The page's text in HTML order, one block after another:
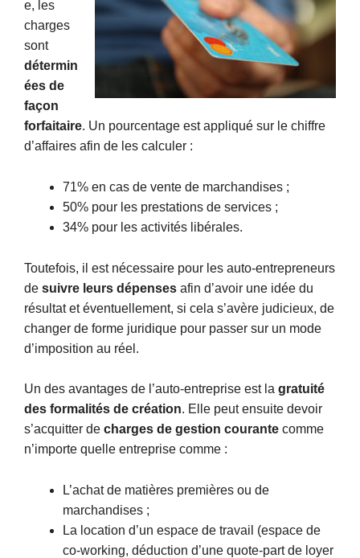
e, les
charges
sont
détermin
ées de
façon
forfaitaire. Un pourcentage est appliqué sur le chiffre
d’affaires afin de les calculer :
71% en cas de vente de marchandises ;
50% pour les prestations de services ;
34% pour les activités libérales.
Toutefois, il est nécessaire pour les auto-entrepreneurs
de suivre leurs dépenses afin d’avoir une idée du
résultat et éventuellement, si cela s’avère judicieux, de
changer de forme juridique pour passer sur un mode
d’imposition au réel.
Un des avantages de l’auto-entreprise est la gratuité
des formalités de création. Elle peut ensuite devoir
s’acquitter de charges de gestion courante comme
n’importe quelle entreprise comme :
L’achat de matières premières ou de
marchandises ;
La location d’un espace de travail (espace de
co-working, déduction d’une quote-part de loyer